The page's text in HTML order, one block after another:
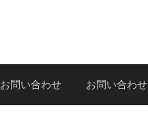
お問い合わせ お問い合わせ